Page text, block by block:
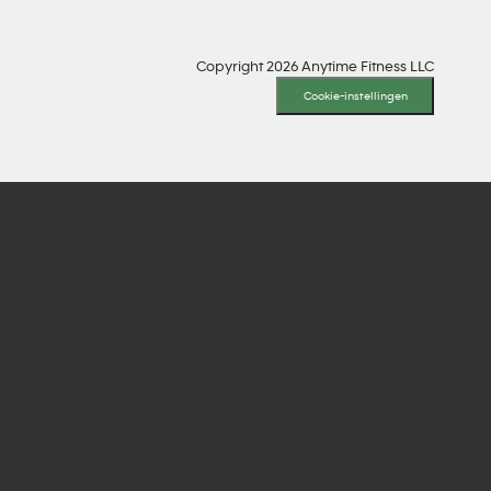
Copyright 2026 Anytime Fitness LLC
Cookie-instellingen